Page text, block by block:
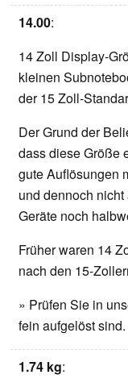
14.00:
14 Zoll Display-
kleinen
der 15 Zoll-
Der Grund der
dass diese Größe
gute Auflösungen
und dennoch
Geräte noch
Früher waren 14
nach den 15-
» Prüfen Sie in
fein aufgelöst sind.
1.74 kg: